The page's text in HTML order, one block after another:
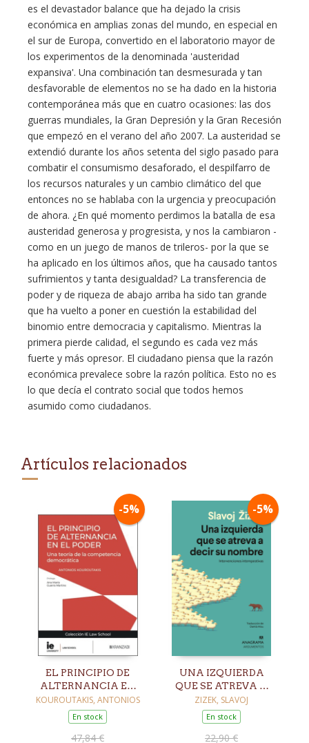
es el devastador balance que ha dejado la crisis
económica en amplias zonas del mundo, en especial en
el sur de Europa, convertido en el laboratorio mayor de
los experimentos de la denominada 'austeridad
expansiva'. Una combinación tan desmesurada y tan
desfavorable de elementos no se ha dado en la historia
contemporánea más que en cuatro ocasiones: las dos
guerras mundiales, la Gran Depresión y la Gran Recesión
que empezó en el verano del año 2007. La austeridad se
extendió durante los años setenta del siglo pasado para
combatir el consumismo desaforado, el despilfarro de
los recursos naturales y un cambio climático del que
entonces no se hablaba con la urgencia y preocupación
de ahora. ¿En qué momento perdimos la batalla de esa
austeridad generosa y progresista, y nos la cambiaron -
como en un juego de manos de trileros- por la que se
ha aplicado en los últimos años, que ha causado tantos
sufrimientos y tanta desigualdad? La transferencia de
poder y de riqueza de abajo arriba ha sido tan grande
que ha vuelto a poner en cuestión la estabilidad del
binomio entre democracia y capitalismo. Mientras la
primera pierde calidad, el segundo es cada vez más
fuerte y más opresor. El ciudadano piensa que la razón
económica prevalece sobre la razón política. Esto no es
lo que decía el contrato social que todos hemos
asumido como ciudadanos.
Artículos relacionados
-5%
EL PRINCIPIO DE
ALTERNANCIA EN
EL PODER
KOUROUTAKIS, ANTONIOS
En stock
47,84 €
-5%
UNA IZQUIERDA
QUE SE ATREVA A
DECIR SU NOMBRE
ZIZEK, SLAVOJ
En stock
22,90 €